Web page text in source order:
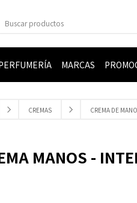
MARCAS
CREMAS CREMA DE
MANOS -